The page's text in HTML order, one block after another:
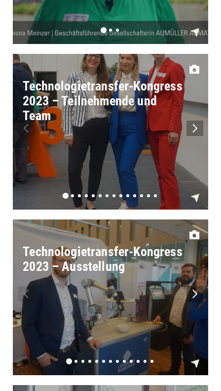
Technologietransfer-Kongress
2023 – Teilnehmende und
Team
Technologietransfer-Kongress
2023 – Ausstellung